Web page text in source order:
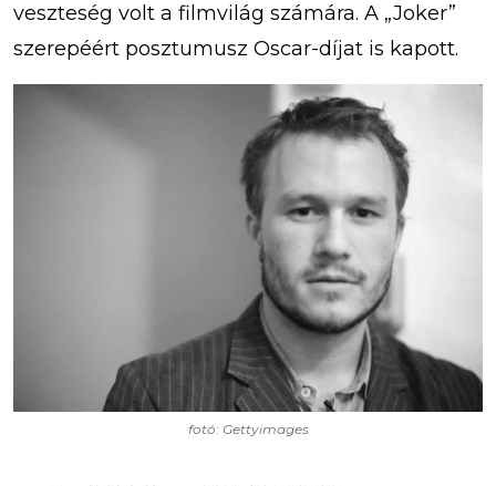
veszteség volt a filmvilág számára. A „Joker”
szerepéért posztumusz Oscar-díjat is kapott.
fotó: Gettyimages